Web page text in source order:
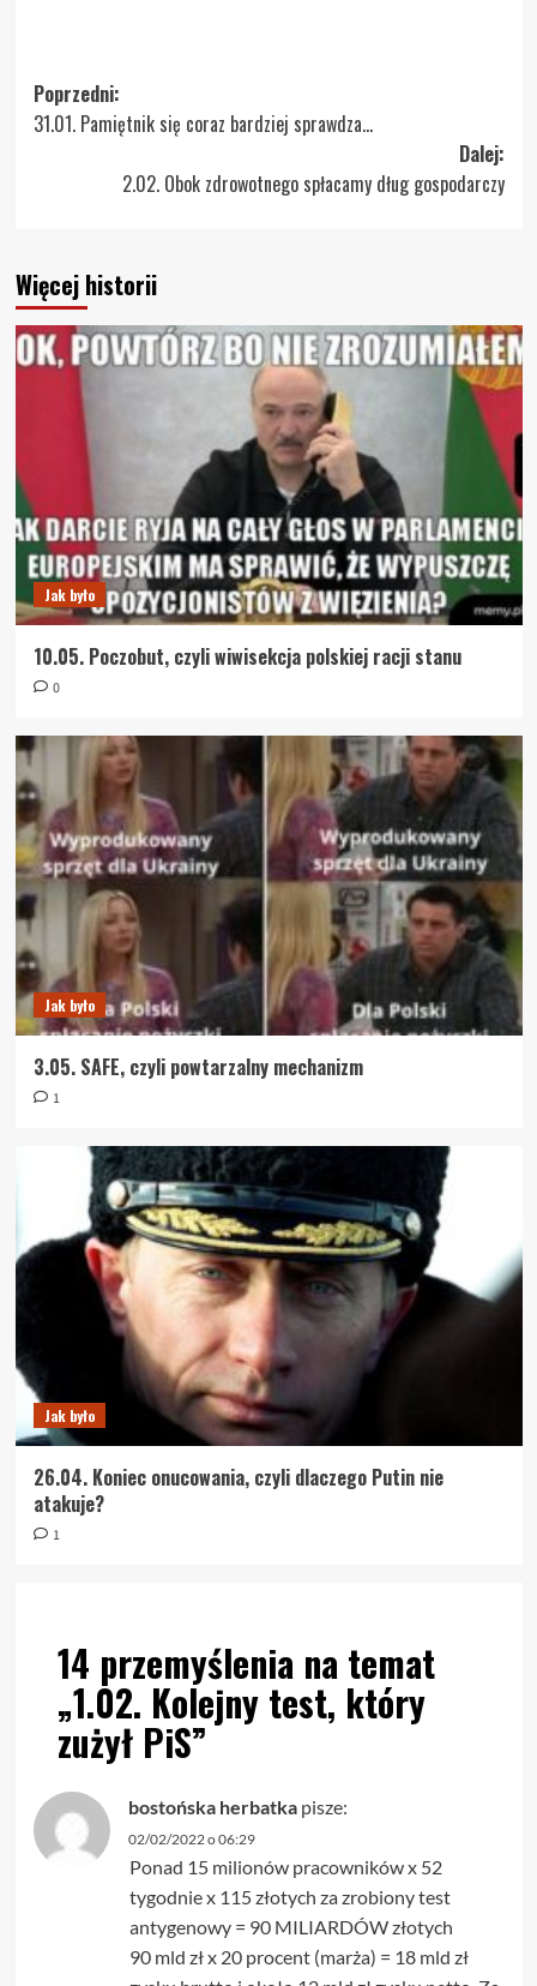
Zobacz
wpisy
Poprzedni:
31.01. Pamiętnik się coraz bardziej sprawdza…
Dalej:
2.02. Obok zdrowotnego spłacamy dług gospodarczy
Więcej historii
Jak było
10.05. Poczobut, czyli wiwisekcja polskiej racji stanu
0
Jak było
3.05. SAFE, czyli powtarzalny mechanizm
1
Jak było
26.04. Koniec onucowania, czyli dlaczego Putin nie
atakuje?
1
14 przemyślenia na temat
„1.02. Kolejny test, który
zużył PiS”
bostońska herbatka pisze:
02/02/2022 o 06:29
Ponad 15 milionów pracowników x 52
tygodnie x 115 złotych za zrobiony test
antygenowy = 90 MILIARDÓW złotych
90 mld zł x 20 procent (marża) = 18 mld zł